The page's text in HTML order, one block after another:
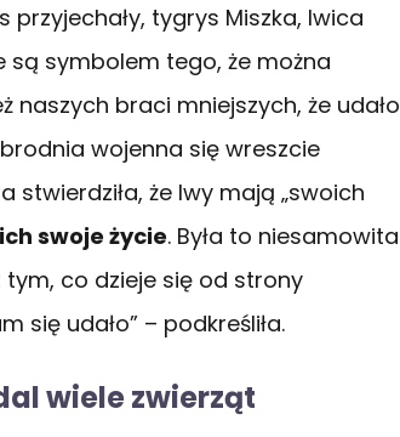
tygrys Miszka, lwica
są symbolem tego, że można
naszych braci mniejszych, że udało
wojenna się wreszcie
stwierdziła, że lwy mają „swoich
swoje życie. Była to niesamowita
co dzieje się od strony
się udało” – podkreśliła.
wiele zwierząt